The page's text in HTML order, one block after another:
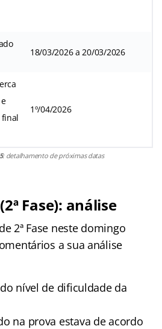
18/03/2026 a 20/03/2026
1º/04/2026
: detalhamento de próximas datas
Fase): análise
2ª Fase neste domingo
a sua análise
nível de dificuldade da
na prova estava de acordo